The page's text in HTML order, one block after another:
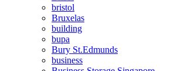
bristol
Bruxelas
building
bupa
Bury St.Edmunds
business